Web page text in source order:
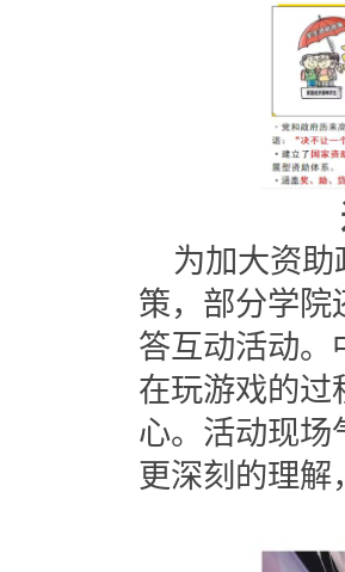
为加大资
策，部分学院
答互动活动。
在玩游戏的过
心。活动现场
更深刻的理